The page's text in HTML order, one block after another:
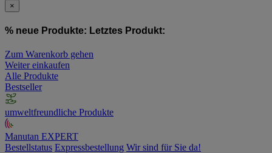
×
% neue Produkte: Letztes Produkt:
Zum Warenkorb gehen
Weiter einkaufen
Alle Produkte
Bestseller
umweltfreundliche Produkte
Manutan EXPERT
Bestellstatus Expressbestellung Wir sind für Sie da!